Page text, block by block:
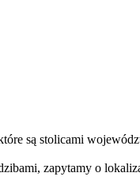
są stolicami
zapytamy o